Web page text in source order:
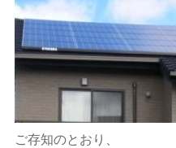
ご存知のとおり、